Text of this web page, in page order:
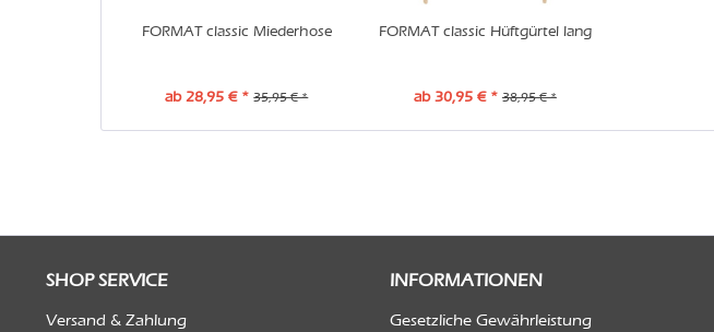
FORMAT classic Miederhose
ab 28,95 € * 35,95 € *
FORMAT classic Hüftgürtel lang
ab 30,95 € * 38,95 € *
SHOP SERVICE
Versand & Zahlung
INFORMATIONEN
Gesetzliche Gewährleistung